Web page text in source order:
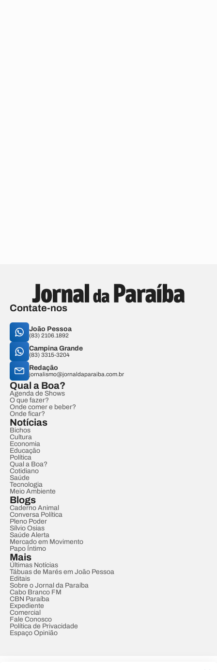
Contate-nos
João Pessoa
(83) 2106.1892
Campina Grande
(83) 3315-3204
Redação
jornalismo@jornaldaparaiba.com.br
Qual a Boa?
Agenda de Shows
O que fazer?
Onde comer e beber?
Onde ficar?
Notícias
Bichos
Cultura
Economia
Educação
Política
Qual a Boa?
Cotidiano
Saúde
Tecnologia
Meio Ambiente
Blogs
Caderno Animal
Conversa Política
Pleno Poder
Sílvio Osias
Saúde Alerta
Mercado em Movimento
Papo Íntimo
Mais
Últimas Notícias
Tábuas de Marés em João Pessoa
Editais
Sobre o Jornal da Paraíba
Cabo Branco FM
CBN Paraíba
Expediente
Comercial
Fale Conosco
Política de Privacidade
Espaço Opinião